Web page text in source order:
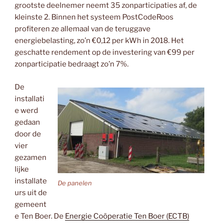
grootste deelnemer neemt 35 zonparticipaties af, de
kleinste 2. Binnen het systeem PostCodeRoos
profiteren ze allemaal van de teruggave
energiebelasting, zo’n €0,12 per kWh in 2018. Het
geschatte rendement op de investering van €99 per
zonparticipatie bedraagt zo’n 7%.
De panelen
De
installati
e werd
gedaan
door de
vier
gezamen
lijke
installate
urs uit de
gemeent
e Ten Boer. De Energie Coöperatie Ten Boer (ECTB)